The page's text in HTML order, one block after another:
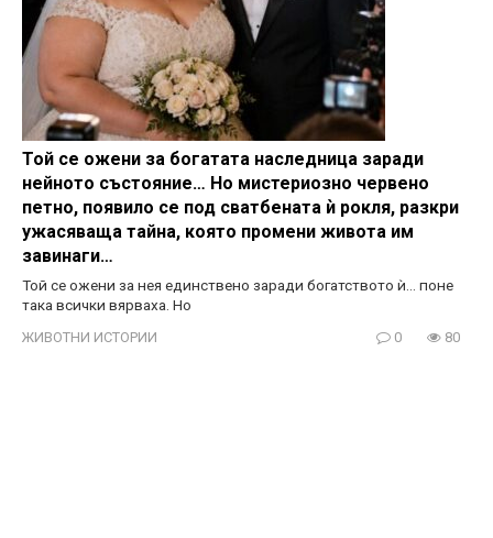
Той се ожени за богатата наследница заради
нейното състояние… Но мистериозно червено
петно, появило се под сватбената ѝ рокля, разкри
ужасяваща тайна, която промени живота им
завинаги…
Той се ожени за нея единствено заради богатството ѝ… поне
така всички вярваха. Но
ЖИВОТНИ ИСТОРИИ 0 80